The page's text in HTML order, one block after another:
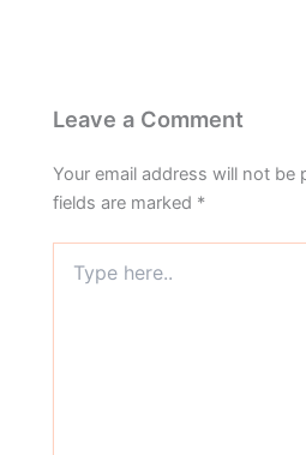
Leave a Comment
Your email address will not be
fields are marked *
here..